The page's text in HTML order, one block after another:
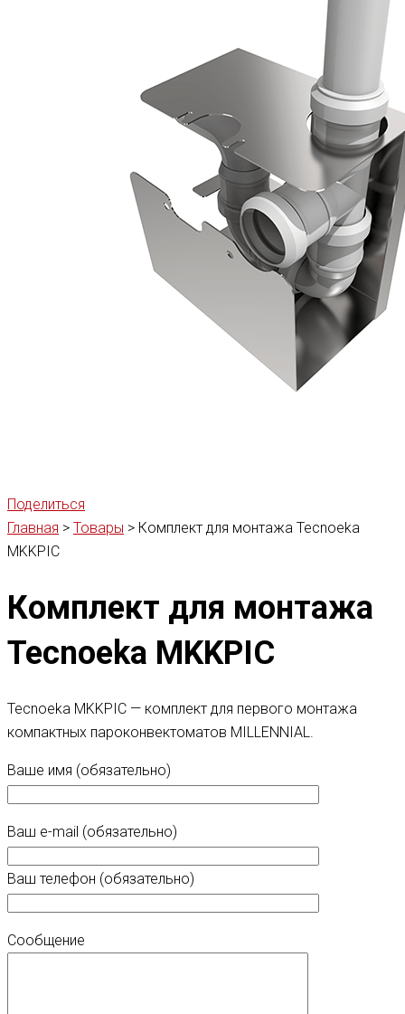
Поделиться
Главная > Товары > Комплект для монтажа Tecnoeka
MKKPIC
Комплект для монтажа
Tecnoeka MKKPIC
Tecnoeka MKKPIC — комплект для первого монтажа
компактных пароконвектоматов MILLENNIAL.
Ваше имя (обязательно)
Ваш e-mail (обязательно)
Ваш телефон (обязательно)
Сообщение